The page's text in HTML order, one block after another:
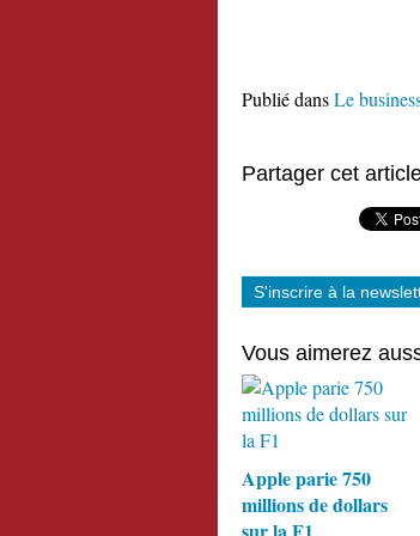
Publié dansLe
Partager cet
S'inscrire à la
Vous aimerez
Apple parie 750
millions de dollars